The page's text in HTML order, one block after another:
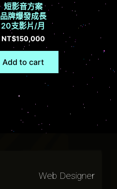
短影音方案
品牌爆發成長
20支影片/月
NT$150,000
Add to cart
Web Designer